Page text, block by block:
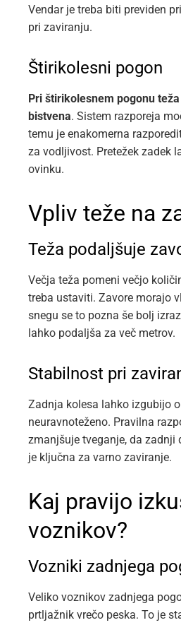
Vendar je treba biti previden
pri zaviranju.
Štirikolesni pogon
Pri štirikolesnem pogonu
bistvena. Sistem razporeja
temu je enakomerna
za vodljivost. Pretežek zadek
ovinku.
Vpliv teže na
Teža podaljšuje
Večja teža pomeni večjo
treba ustaviti. Zavore morajo
snegu se to pozna še bolj
lahko podaljša za več metrov.
Stabilnost pri
Zadnja kolesa lahko izgubijo
neuravnoteženo. Pravilna
zmanjšuje tveganje, da zadnji
je ključna za varno zaviranje.
Kaj pravijo
voznikov?
Vozniki zadnjega
Veliko voznikov zadnjega
prtljažnik vrečo peska. To je